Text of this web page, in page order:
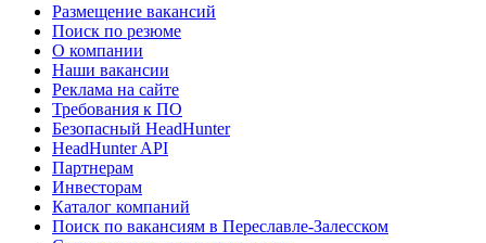
Размещение вакансий
Поиск по резюме
О компании
Наши вакансии
Реклама на сайте
Требования к ПО
Безопасный HeadHunter
HeadHunter API
Партнерам
Инвесторам
Каталог компаний
Поиск по вакансиям в Переславле-Залесском